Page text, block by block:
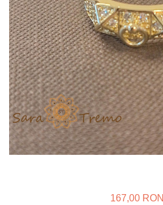
24K
167,00 RON